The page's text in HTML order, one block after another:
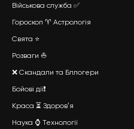
Військова служба ✅
Гороскоп ♈ Астрологія
Свята ⭐
Розваги ⛵
❌ Скандали та Бллогери
Бойові дії❗
Краса ⏳ Здоровʼя
Наука ⌚ Технології